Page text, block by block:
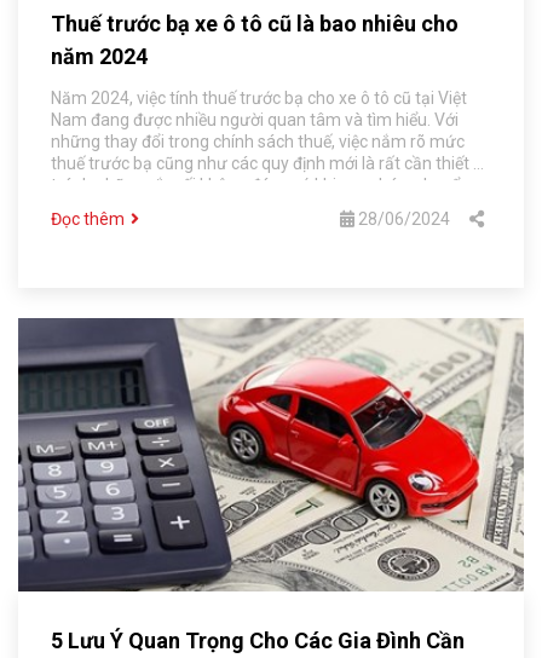
Thuế trước bạ xe ô tô cũ là bao nhiêu cho
năm 2024
Năm 2024, việc tính thuế trước bạ cho xe ô tô cũ tại Việt
Nam đang được nhiều người quan tâm và tìm hiểu. Với
những thay đổi trong chính sách thuế, việc nắm rõ mức
thuế trước bạ cũng như các quy định mới là rất cần thiết để
tránh những rắc rối không đáng có khi mua bán, chuyển
nhượng xe ô tô cũ. Bài viết này sẽ cung cấp thông tin chi
tiết về mức thuế trước bạ xe ô tô cũ trong năm 2024,
Đọc thêm 28/06/2024
5 Lưu Ý Quan Trọng Cho Các Gia Đình Cần